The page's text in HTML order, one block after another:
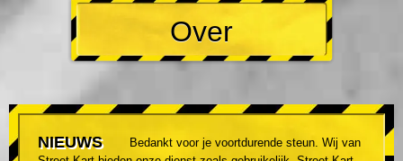
Over
NIEUWS
Bedankt voor je voortdurende steun. Wij van